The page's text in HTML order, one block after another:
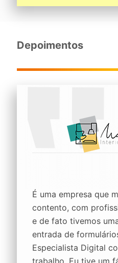
Depoimentos
É uma empresa que
contento, com
e de fato tivemos
entrada de
Especialista Digital
trabalho. Eu tive um